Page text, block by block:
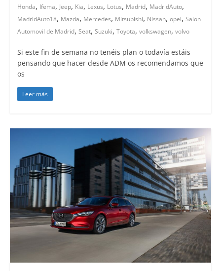
Honda, Ifema, Jeep, Kia, Lexus, Lotus, Madrid, MadridAuto,
MadridAuto18, Mazda, Mercedes, Mitsubishi, Nissan, opel, Salon
Automovil de Madrid, Seat, Suzuki, Toyota, volkswagen, volvo
Si este fin de semana no tenéis plan o todavía estáis
pensando que hacer desde ADM os recomendamos que
os
Leer más